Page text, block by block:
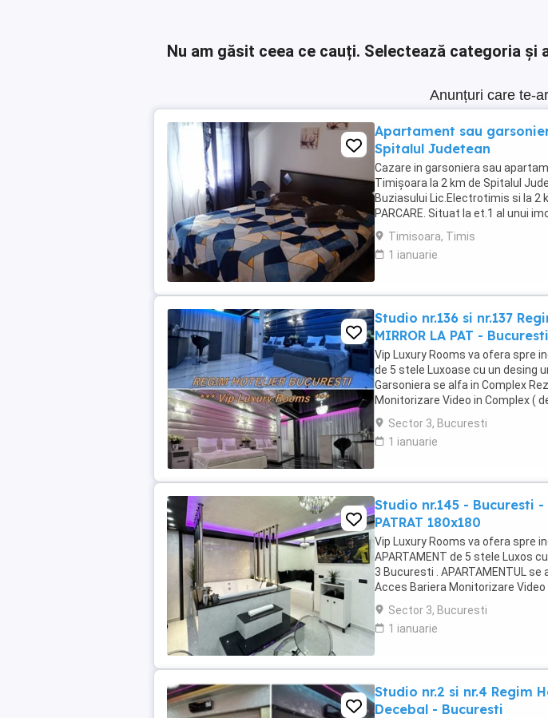
Nu am găsit ceea ce cauți. Selectează categoria și
Anunțuri care te-
Apartament sau
Spitalul Judetean
Cazare in garsoniera sau
Timișoara la 2 km de Spitalul
Buziasului Lic.Electrotimis si la 2
PARCARE. Situat la et.1 al unui
+wifi , frigider, mașină spălat, ...
Timisoara, Timis
1 ianuarie
Studio nr.136 si nr.137
MIRROR LA PAT - Bucuresti
Vip Luxury Rooms va ofera spre
de 5 stele Luxoase cu un desing
Garsoniera se alfa in Complex
Monitorizare Video in Complex (
parcare PRIVAT in complex ...
Sector 3, Bucuresti
1 ianuarie
Studio nr.145 - Bucuresti
PATRAT 180x180
Vip Luxury Rooms va ofera spre
APARTAMENT de 5 stele Luxos
3 Bucuresti . APARTAMENTUL se
Acces Bariera Monitorizare Video
Sector 3 ) Loc de parcare PRIVAT
Sector 3, Bucuresti
1 ianuarie
Studio nr.2 si nr.4 Regim
Decebal - Bucuresti